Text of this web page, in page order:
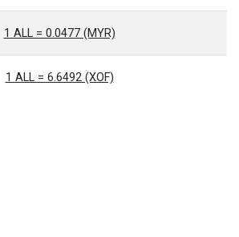
1 ALL = 0.0477 (MYR)
1 ALL = 6.6492 (XOF)